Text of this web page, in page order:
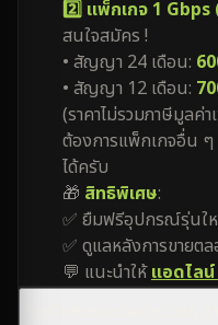
2️⃣ แพ็กเกจ 1
สนใจสมัคร !
• สัญญา 24 เดือน:
• สัญญา 12 เดือน:
(ราคาไม่รวมภาษีมูลค่า
ต้องการแพ็กเกจอื่น ๆ
ได้ครับ
🎁 สิทธิพิเศษ:
✅ ยืมฟรีอุปกรณ์รุ่นให
✅ ดูแลหลังการขายต
💬 แนะนำให้แอดไล